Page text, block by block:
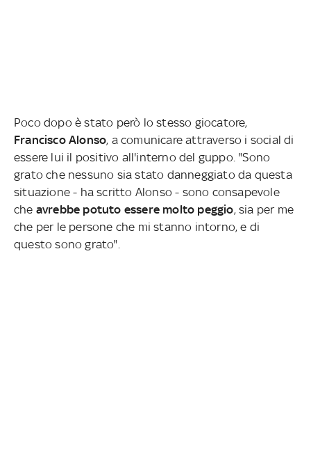
Poco dopo è stato però lo stesso giocatore,
Francisco Alonso, a comunicare attraverso i social di
essere lui il positivo all'interno del guppo. "Sono
grato che nessuno sia stato danneggiato da questa
situazione - ha scritto Alonso - sono consapevole
che avrebbe potuto essere molto peggio, sia per me
che per le persone che mi stanno intorno, e di
questo sono grato".